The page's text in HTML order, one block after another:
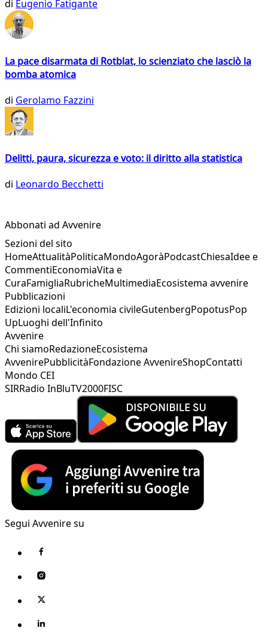
di Eugenio Fatigante
La pace disarmata di Rotblat, lo scienziato che lasciò la
bomba atomica
di Gerolamo Fazzini
Delitti, paura, sicurezza e voto: il diritto alla statistica
di Leonardo Becchetti
Abbonati ad Avvenire
Sezioni del sito
HomeAttualitàPoliticaMondoAgoràPodcastChiesaIdee e
CommentiEconomiaVita e
CuraFamigliaRubricheMultimediaEcosistema avvenire
Pubblicazioni
Edizioni localiL'economia civileGutenbergPopotusPop
UpLuoghi dell'Infinito
Avvenire
Chi siamoRedazioneEcosistema
AvvenirePubblicitàFondazione AvvenireShopContatti
Mondo CEI
SIRRadio InBluTV2000FISC
Segui Avvenire su